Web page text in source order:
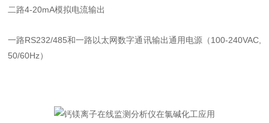
二路4-20mA模拟电流输出
一路RS232/485和一路以太网数字通讯输出通用电源（100-240VAC,
50/60Hz）